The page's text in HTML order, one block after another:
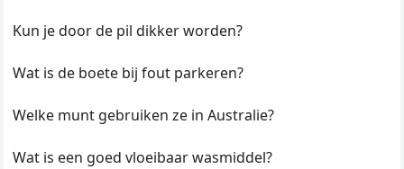
Kun je door de pil dikker worden?
Wat is de boete bij fout parkeren?
Welke munt gebruiken ze in Australie?
Wat is een goed vloeibaar wasmiddel?